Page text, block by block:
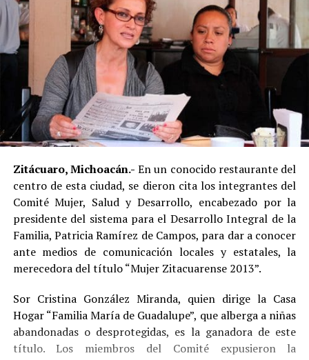
Zitácuaro, Michoacán.- En un conocido restaurante del
centro de esta ciudad, se dieron cita los integrantes del
Comité Mujer, Salud y Desarrollo, encabezado por la
presidente del sistema para el Desarrollo Integral de la
Familia, Patricia Ramírez de Campos, para dar a conocer
ante medios de comunicación locales y estatales, la
merecedora del título “Mujer Zitacuarense 2013”.
Sor Cristina González Miranda, quien dirige la Casa
Hogar “Familia María de Guadalupe”, que alberga a niñas
abandonadas o desprotegidas, es la ganadora de este
título. Los miembros del Comité expusieron la